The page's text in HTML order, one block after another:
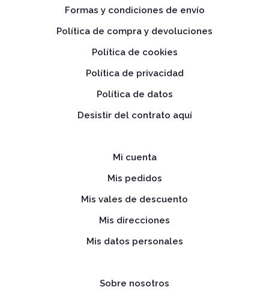
Formas y condiciones de envío
Política de compra y devoluciones
Política de cookies
Política de privacidad
Política de datos
Desistir del contrato aquí
Mi cuenta
Mis pedidos
Mis vales de descuento
Mis direcciones
Mis datos personales
Sobre nosotros